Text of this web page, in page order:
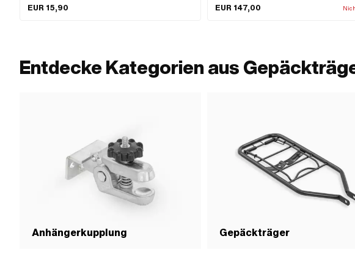
Anwendungsbereich: Strasseneinsatz
EUR 15,90 EUR 147,00
Entdecke Kategorien aus
Anhängerkupplung Gepäckträger